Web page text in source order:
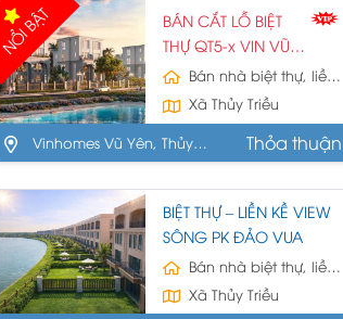
NỔI BẬT
BÁN CẮT LỖ BIỆT
THỰ QT5-x VIN VŨ
YÊN
Bán nhà biệt thự, liền kề
Xã Thủy Triều
Vinhomes Vũ Yên, Thủy
Nguyên, HP
Thỏa thuận
BIỆT THỰ – LIỀN KỀ VIEW
SÔNG PK ĐẢO VUA
Bán nhà biệt thự, liền kề
Xã Thủy Triều